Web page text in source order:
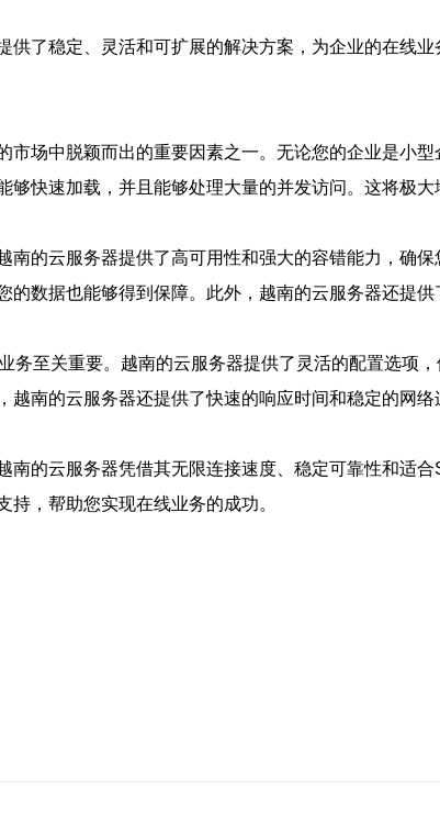
了稳定、灵活和可扩展的解决方案，为企业的在线
场中脱颖而出的重要因素之一。无论您的企业是小
快速加载，并且能够处理大量的并发访问。这将极大
的云服务器提供了高可用性和强大的容错能力，确
数据也能够得到保障。此外，越南的云服务器还提
务至关重要。越南的云服务器提供了灵活的配置选项
南的云服务器还提供了快速的响应时间和稳定的网络
的云服务器凭借其无限连接速度、稳定可靠性和适
，帮助您实现在线业务的成功。